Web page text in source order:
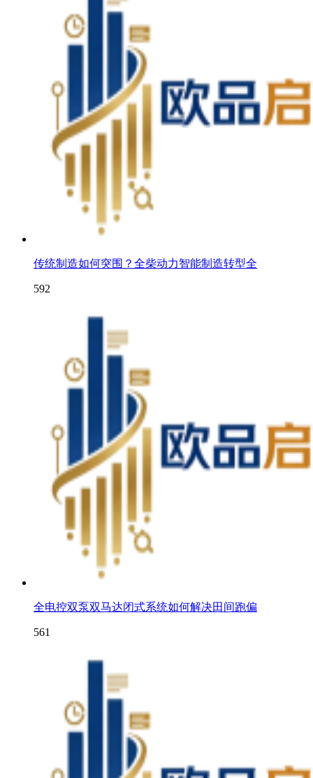
传统制造如何突围？全柴动力智能制造转型全
592
全电控双泵双马达闭式系统如何解决田间跑偏
561